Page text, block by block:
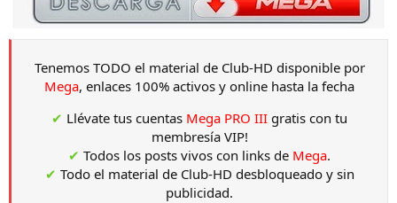
Tenemos TODO el material de Club-HD disponible por
Mega, enlaces 100% activos y online hasta la fecha
✔ Llévate tus cuentas Mega PRO III gratis con tu
membresía VIP!
✔ Todos los posts vivos con links de Mega.
✔ Todo el material de Club-HD desbloqueado y sin
publicidad.